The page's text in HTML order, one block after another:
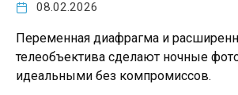
08.02.2026
Переменная диафрагма и
телеобъектива сделают ночные
идеальными без компромиссов.